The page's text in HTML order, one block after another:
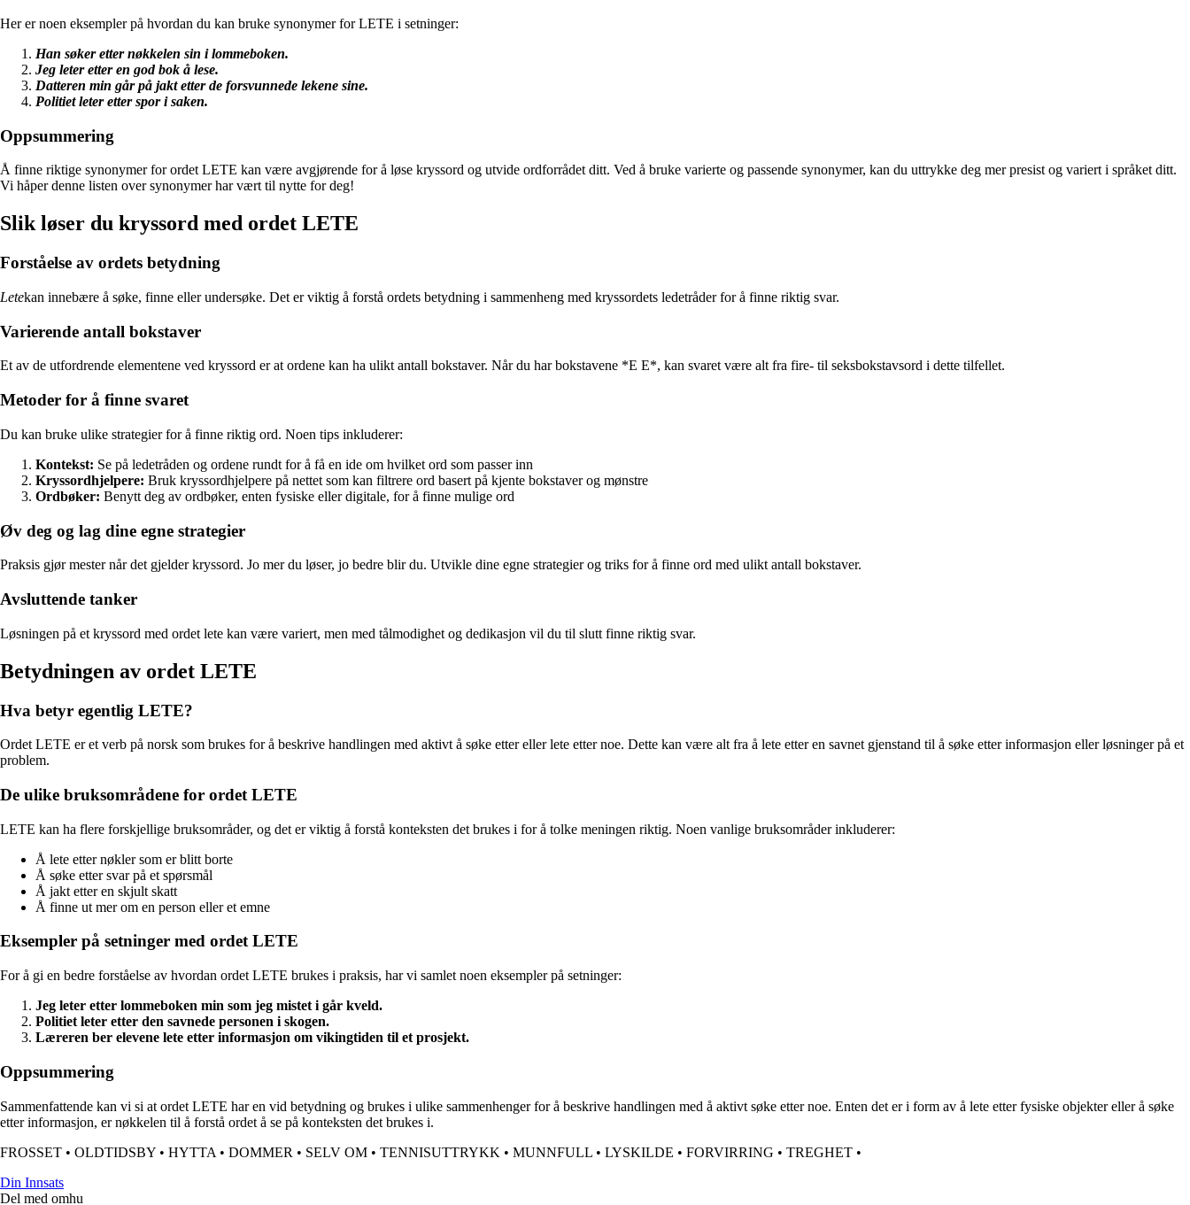
Her er noen eksempler på hvordan du kan bruke synonymer for LETE i setninger:
Han søker etter nøkkelen sin i lommeboken.
Jeg leter etter en god bok å lese.
Datteren min går på jakt etter de forsvunnede lekene sine.
Politiet leter etter spor i saken.
Oppsummering
Å finne riktige synonymer for ordet LETE kan være avgjørende for å løse kryssord og utvide ordforrådet ditt. Ved å bruke varierte og passende synonymer, kan du uttrykke deg mer presist og variert i språket ditt.
Vi håper denne listen over synonymer har vært til nytte for deg!
Slik løser du kryssord med ordet LETE
Forståelse av ordets betydning
Letekan innebære å søke, finne eller undersøke. Det er viktig å forstå ordets betydning i sammenheng med kryssordets ledetråder for å finne riktig svar.
Varierende antall bokstaver
Et av de utfordrende elementene ved kryssord er at ordene kan ha ulikt antall bokstaver. Når du har bokstavene *E E*, kan svaret være alt fra fire- til seksbokstavsord i dette tilfellet.
Metoder for å finne svaret
Du kan bruke ulike strategier for å finne riktig ord. Noen tips inkluderer:
Kontekst: Se på ledetråden og ordene rundt for å få en ide om hvilket ord som passer inn
Kryssordhjelpere: Bruk kryssordhjelpere på nettet som kan filtrere ord basert på kjente bokstaver og mønstre
Ordbøker: Benytt deg av ordbøker, enten fysiske eller digitale, for å finne mulige ord
Øv deg og lag dine egne strategier
Praksis gjør mester når det gjelder kryssord. Jo mer du løser, jo bedre blir du. Utvikle dine egne strategier og triks for å finne ord med ulikt antall bokstaver.
Avsluttende tanker
Løsningen på et kryssord med ordet lete kan være variert, men med tålmodighet og dedikasjon vil du til slutt finne riktig svar.
Betydningen av ordet LETE
Hva betyr egentlig LETE?
Ordet LETE er et verb på norsk som brukes for å beskrive handlingen med aktivt å søke etter eller lete etter noe. Dette kan være alt fra å lete etter en savnet gjenstand til å søke etter informasjon eller løsninger på et
problem.
De ulike bruksområdene for ordet LETE
LETE kan ha flere forskjellige bruksområder, og det er viktig å forstå konteksten det brukes i for å tolke meningen riktig. Noen vanlige bruksområder inkluderer:
Å lete etter nøkler som er blitt borte
Å søke etter svar på et spørsmål
Å jakt etter en skjult skatt
Å finne ut mer om en person eller et emne
Eksempler på setninger med ordet LETE
For å gi en bedre forståelse av hvordan ordet LETE brukes i praksis, har vi samlet noen eksempler på setninger:
Jeg leter etter lommeboken min som jeg mistet i går kveld.
Politiet leter etter den savnede personen i skogen.
Læreren ber elevene lete etter informasjon om vikingtiden til et prosjekt.
Oppsummering
Sammenfattende kan vi si at ordet LETE har en vid betydning og brukes i ulike sammenhenger for å beskrive handlingen med å aktivt søke etter noe. Enten det er i form av å lete etter fysiske objekter eller å søke
etter informasjon, er nøkkelen til å forstå ordet å se på konteksten det brukes i.
FROSSET • OLDTIDSBY • HYTTA • DOMMER • SELV OM • TENNISUTTRYKK • MUNNFULL • LYSKILDE • FORVIRRING • TREGHET •
Din Innsats
Del med omhu